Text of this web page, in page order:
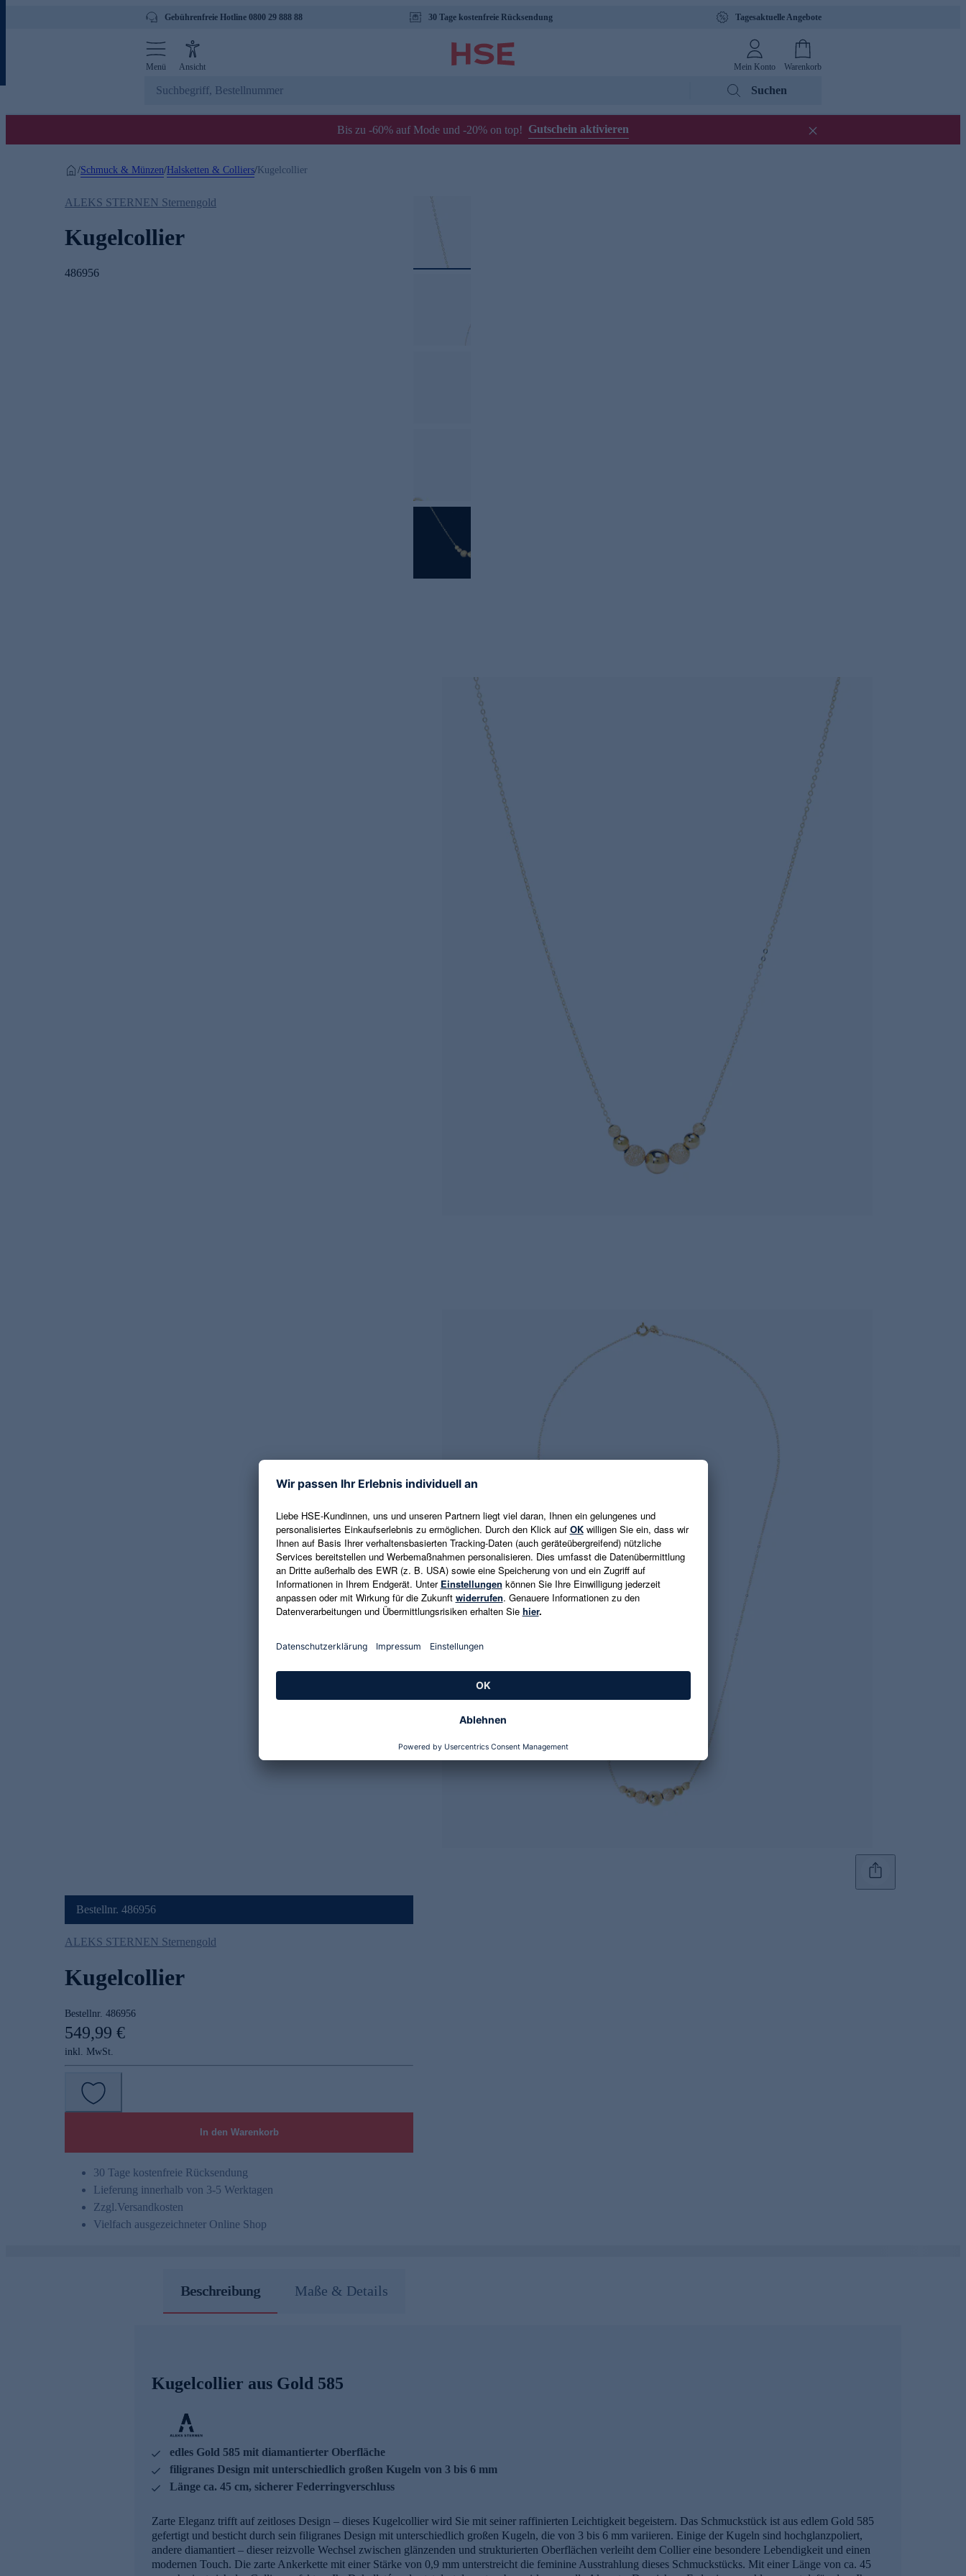
Gebührenfreie Hotline 0800 29 888 88 30 Tage kostenfreie Rücksendung Tagesaktuelle Angebote
Menü Ansicht Mein Konto Warenkorb
Suchen
Bis zu -60% auf Mode und -20% on top! Gutschein aktivieren
/Schmuck & Münzen/Halsketten & Colliers/ Kugelcollier
ALEKS STERNEN Sternengold
Kugelcollier
486956
Bestellnr. 486956
ALEKS STERNEN Sternengold
Kugelcollier
Bestellnr. 486956
549,99 €
inkl. MwSt.
In den Warenkorb
30 Tage kostenfreie Rücksendung
Lieferung innerhalb von 3-5 Werktagen
Zzgl.Versandkosten
Vielfach ausgezeichneter Online Shop
Beschreibung Maße & Details
Kugelcollier aus Gold 585
edles Gold 585 mit diamantierter Oberfläche
filigranes Design mit unterschiedlich großen Kugeln von 3 bis 6 mm
Länge ca. 45 cm, sicherer Federringverschluss
Zarte Eleganz trifft auf zeitloses Design – dieses Kugelcollier wird Sie mit seiner raffinierten Leichtigkeit begeistern. Das Schmuckstück ist aus edlem Gold 585
gefertigt und besticht durch sein filigranes Design mit unterschiedlich großen Kugeln, die von 3 bis 6 mm variieren. Einige der Kugeln sind hochglanzpoliert,
andere diamantiert – dieser reizvolle Wechsel zwischen glänzenden und strukturierten Oberflächen verleiht dem Collier eine besondere Lebendigkeit und einen
modernen Touch. Die zarte Ankerkette mit einer Stärke von 0,9 mm unterstreicht die feminine Ausstrahlung dieses Schmuckstücks. Mit einer Länge von ca. 45